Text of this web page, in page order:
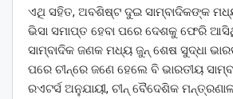
ଏଥି ସହିତ, ଅବଶିଷ୍ଟ ଦୁଇ ସାମ୍ବାଦିକଙ୍କ
ଭିସା ସମାପ୍ତ ହେବା ପରେ ଦେଶକୁ ଫେରି
ସାମ୍ବାଦିକ ଜଣକ ମଧ୍ୟ ଜୁନ୍ ଶେଷ ସୁଦ୍ଧା
ପରେ ଚୀନ୍ରେ ଜଣେ ହେଲେ ବି ଭାରତୀୟ
ରଏଟର୍ସ ଅନୁଯାୟୀ, ଚୀନ୍ ବୈଦେଶିକ